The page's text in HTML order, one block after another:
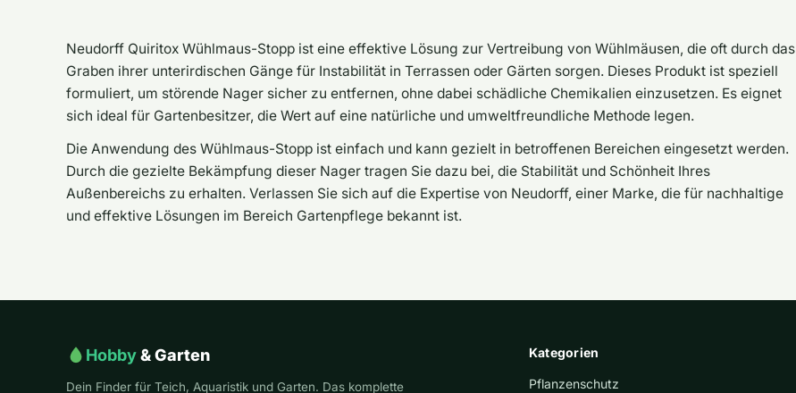
Neudorff Quiritox Wühlmaus-Stopp ist eine effektive Lösung zur Vertreibung von Wühlmäusen, die oft durch das
Graben ihrer unterirdischen Gänge für Instabilität in Terrassen oder Gärten sorgen. Dieses Produkt ist speziell
formuliert, um störende Nager sicher zu entfernen, ohne dabei schädliche Chemikalien einzusetzen. Es eignet
sich ideal für Gartenbesitzer, die Wert auf eine natürliche und umweltfreundliche Methode legen.
Die Anwendung des Wühlmaus-Stopp ist einfach und kann gezielt in betroffenen Bereichen eingesetzt werden.
Durch die gezielte Bekämpfung dieser Nager tragen Sie dazu bei, die Stabilität und Schönheit Ihres
Außenbereichs zu erhalten. Verlassen Sie sich auf die Expertise von Neudorff, einer Marke, die für nachhaltige
und effektive Lösungen im Bereich Gartenpflege bekannt ist.
Hobby& Garten
Dein Finder für Teich, Aquaristik und Garten. Das komplette
Kategorien
Pflanzenschutz